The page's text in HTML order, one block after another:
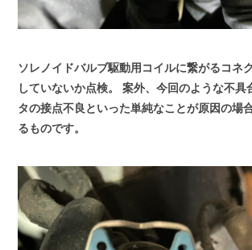
ソレノイドバルブ駆動用コイルに繋がるコネ
していないか点検。
案外、今回のような不具
タの接点不良といった単純なことが原因の場
るものです。